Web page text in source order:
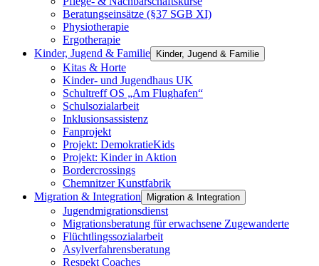
Beratungseinsätze (§37 SGB XI)
Physiotherapie
Ergotherapie
Kinder, Jugend & Familie
Kinder, Jugend & Familie
Kitas & Horte
Kinder- und Jugendhaus UK
Schultreff OS „Am Flughafen“
Schulsozialarbeit
Inklusionsassistenz
Fanprojekt
Projekt: DemokratieKids
Projekt: Kinder in Aktion
Bordercrossings
Chemnitzer Kunstfabrik
Migration & Integration
Migration & Integration
Jugendmigrationsdienst
Migrationsberatung für erwachsene Zugewanderte
Flüchtlingssozialarbeit
Asylverfahrensberatung
Respekt Coaches